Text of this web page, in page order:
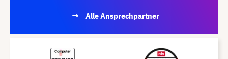
Alle Ansprechpartner